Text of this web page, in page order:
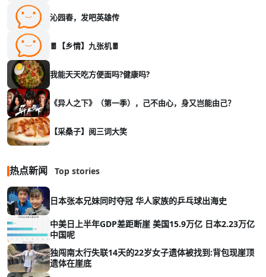
沁园春，发吧英雄传
🧧【乡情】九张机🧧
我能天天吃方便面吗?健康吗?
《异人之下》（第一季），己不由心，身又岂能由己？
【采桑子】阅三词大笑
热点新闻 Top stories
日本张本兄妹同时夺冠 华人家族的乒乓球出海史
中美日上半年GDP差距断崖 美国15.9万亿 日本2.23万亿
中国呢
独闯南太行失联14天的22岁女子遗体被找到:背包现崖顶
遗体在崖底